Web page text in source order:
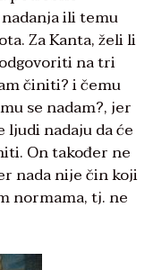
ili temu
Za Kanta, želi li
na tri
činiti? i čemu
se nadam?, jer
ljudi nadaju da će
On također ne
nada nije čin koji
normama, tj. ne